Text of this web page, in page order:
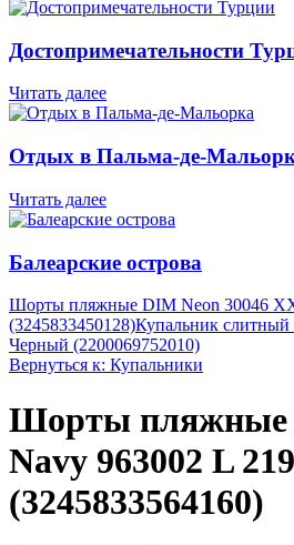
Достопримечательности
Читать далее
Отдых в Пальма-де-
Читать далее
Балеарские острова
Шорты пляжные DIM Neon 30046
(3245833450128)Купальник слитный
Черный (2200069752010)
Вернуться к: Купальники
Шорты пляжные
Navy 963002 L
(3245833564160)